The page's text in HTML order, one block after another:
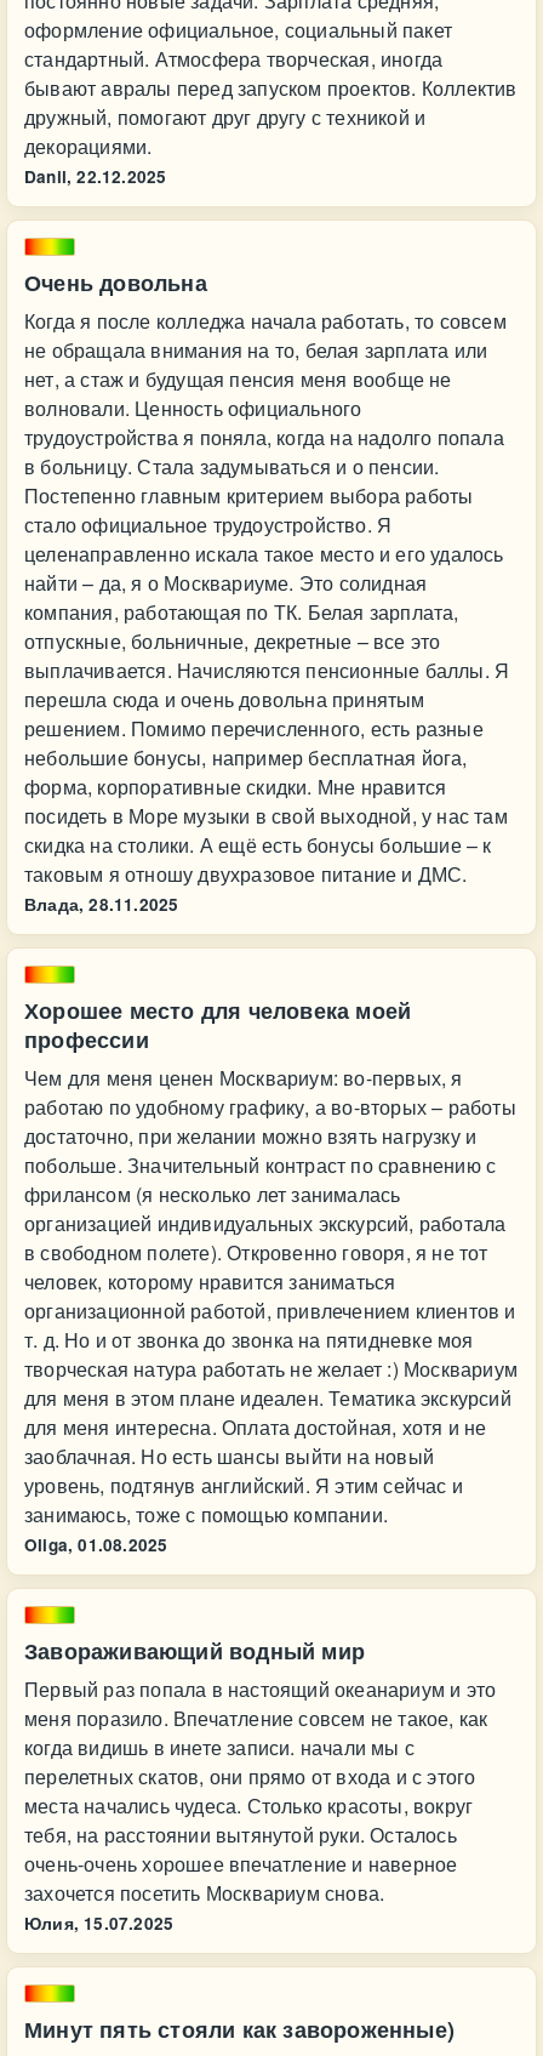
оформление официальное, социальный пакет
стандартный. Атмосфера творческая, иногда
бывают авралы перед запуском проектов. Коллектив
дружный, помогают друг другу с техникой и
декорациями.
Danil, 22.12.2025
Очень довольна
Когда я после колледжа начала работать, то совсем
не обращала внимания на то, белая зарплата или
нет, а стаж и будущая пенсия меня вообще не
волновали. Ценность официального
трудоустройства я поняла, когда на надолго попала
в больницу. Стала задумываться и о пенсии.
Постепенно главным критерием выбора работы
стало официальное трудоустройство. Я
целенаправленно искала такое место и его удалось
найти – да, я о Москвариуме. Это солидная
компания, работающая по ТК. Белая зарплата,
отпускные, больничные, декретные – все это
выплачивается. Начисляются пенсионные баллы. Я
перешла сюда и очень довольна принятым
решением. Помимо перечисленного, есть разные
небольшие бонусы, например бесплатная йога,
форма, корпоративные скидки. Мне нравится
посидеть в Море музыки в свой выходной, у нас там
скидка на столики. А ещё есть бонусы большие – к
таковым я отношу двухразовое питание и ДМС.
Влада, 28.11.2025
Хорошее место для человека моей
профессии
Чем для меня ценен Москвариум: во-первых, я
работаю по удобному графику, а во-вторых – работы
достаточно, при желании можно взять нагрузку и
побольше. Значительный контраст по сравнению с
фрилансом (я несколько лет занималась
организацией индивидуальных экскурсий, работала
в свободном полете). Откровенно говоря, я не тот
человек, которому нравится заниматься
организационной работой, привлечением клиентов и
т. д. Но и от звонка до звонка на пятидневке моя
творческая натура работать не желает :) Москвариум
для меня в этом плане идеален. Тематика экскурсий
для меня интересна. Оплата достойная, хотя и не
заоблачная. Но есть шансы выйти на новый
уровень, подтянув английский. Я этим сейчас и
занимаюсь, тоже с помощью компании.
Oliga, 01.08.2025
Завораживающий водный мир
Первый раз попала в настоящий океанариум и это
меня поразило. Впечатление совсем не такое, как
когда видишь в инете записи. начали мы с
перелетных скатов, они прямо от входа и с этого
места начались чудеса. Столько красоты, вокруг
тебя, на расстоянии вытянутой руки. Осталось
очень-очень хорошее впечатление и наверное
захочется посетить Москвариум снова.
Юлия, 15.07.2025
Минут пять стояли как завороженные)